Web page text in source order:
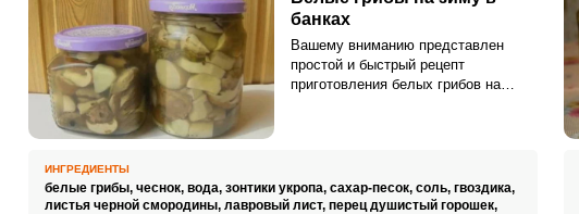
банках
Вашему вниманию представлен
простой и быстрый рецепт
приготовления белых грибов на
ИНГРЕДИЕНТЫ
белые грибы, чеснок, вода, зонтики укропа, сахар-песок, соль, гвоздика,
листья черной смородины, лавровый лист, перец душистый горошек,